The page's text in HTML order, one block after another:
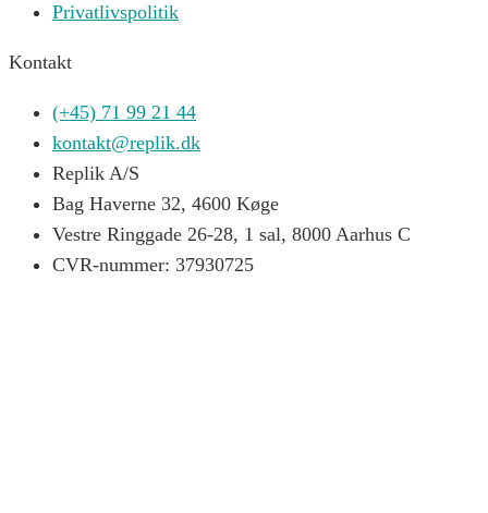
Privatlivspolitik
Kontakt
(+45) 71 99 21 44
kontakt@replik.dk
Replik A/S
Bag Haverne 32, 4600 Køge
Vestre Ringgade 26-28, 1 sal, 8000 Aarhus C
CVR-nummer: 37930725